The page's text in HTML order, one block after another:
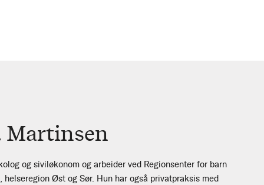
og siviløkonom og arbeider ved Regionsenter for barn
helseregion Øst og Sør. Hun har også privatpraksis med